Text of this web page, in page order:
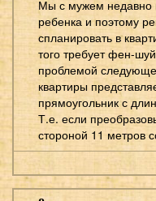
Мы с мужем недавно
ребенка и поэтому
спланировать в
того требует фен-
проблемой
квартиры
прямоугольник с
Т.е. если
стороной 11 метров